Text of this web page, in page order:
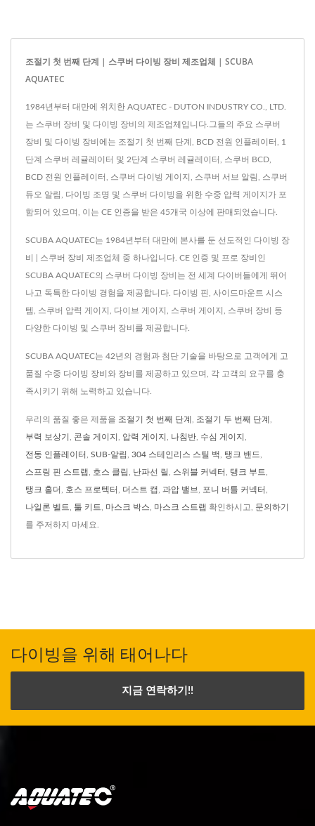
조절기 첫 번째 단계 | 스쿠버 다이빙 장비 제조업체 | SCUBA
AQUATEC
1984년부터 대만에 위치한 AQUATEC - DUTON INDUSTRY CO., LTD.
는 스쿠버 장비 및 다이빙 장비의 제조업체입니다.그들의 주요 스쿠버
장비 및 다이빙 장비에는 조절기 첫 번째 단계, BCD 전원 인플레이터, 1
단계 스쿠버 레귤레이터 및 2단계 스쿠버 레귤레이터, 스쿠버 BCD,
BCD 전원 인플레이터, 스쿠버 다이빙 게이지, 스쿠버 서브 알림, 스쿠버
듀오 알림, 다이빙 조명 및 스쿠버 다이빙을 위한 수중 압력 게이지가 포
함되어 있으며, 이는 CE 인증을 받은 45개국 이상에 판매되었습니다.
SCUBA AQUATEC는 1984년부터 대만에 본사를 둔 선도적인 다이빙 장
비 | 스쿠버 장비 제조업체 중 하나입니다. CE 인증 및 프로 장비인
SCUBA AQUATEC의 스쿠버 다이빙 장비는 전 세계 다이버들에게 뛰어
나고 독특한 다이빙 경험을 제공합니다. 다이빙 핀, 사이드마운트 시스
템, 스쿠버 압력 게이지, 다이브 게이지, 스쿠버 게이지, 스쿠버 장비 등
다양한 다이빙 및 스쿠버 장비를 제공합니다.
SCUBA AQUATEC는 42년의 경험과 첨단 기술을 바탕으로 고객에게 고
품질 수중 다이빙 장비와 장비를 제공하고 있으며, 각 고객의 요구를 충
족시키기 위해 노력하고 있습니다.
우리의 품질 좋은 제품을 조절기 첫 번째 단계 조절기 두 번째 단계
부력 보상기 콘솔 게이지 압력 게이지 나침반 수심 게이지
전동 인플레이터 SUB-알림 304 스테인리스 스틸 백 탱크 밴드
스프링 핀 스트랩 호스 클립 난파선 릴 스위블 커넥터 탱크 부트
탱크 홀더 호스 프로텍터 더스트 캡 과압 밸브 포니 버틀 커넥터
나일론 벨트 툴 키트 마스크 박스 마스크 스트랩 확인하시고, 문의하기
를 주저하지 마세요.
다이빙을 위해 태어나다
지금 연락하기!!